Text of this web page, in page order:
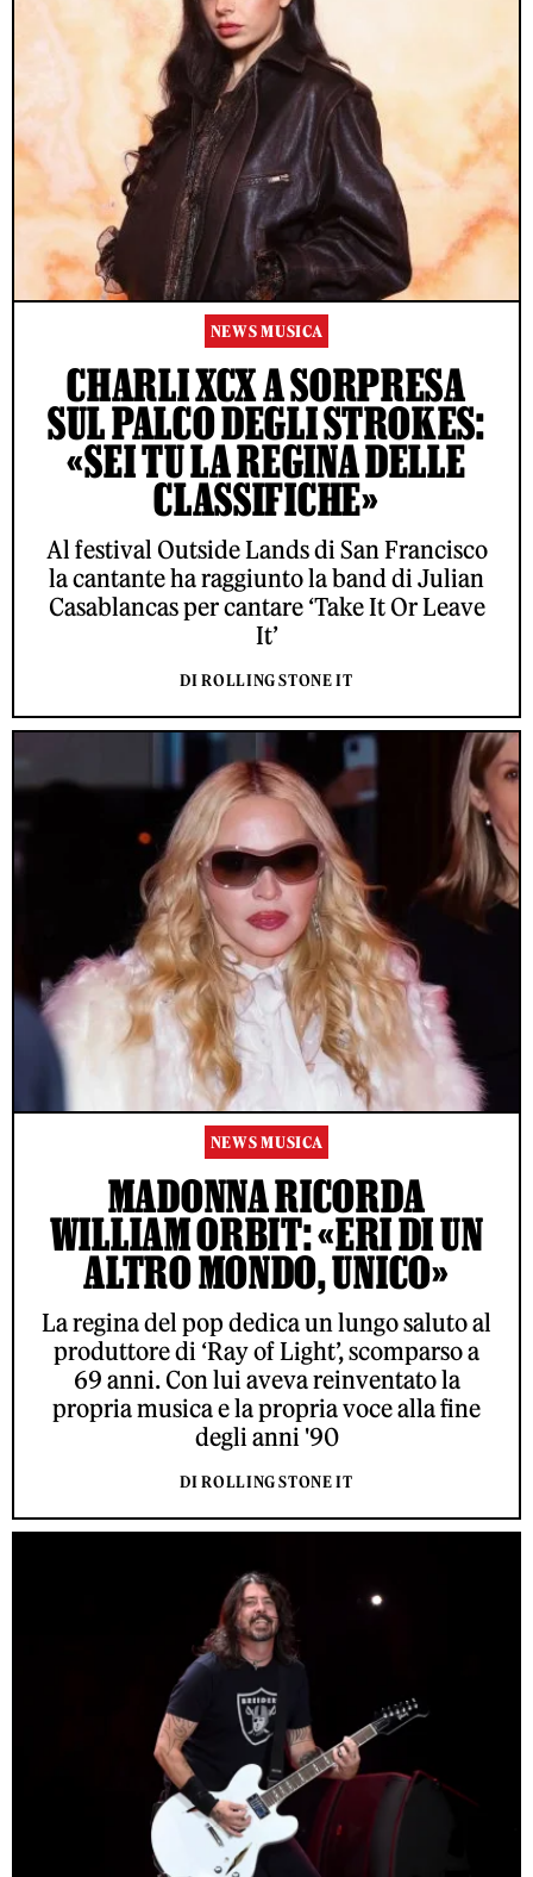
NEWS MUSICA
CHARLI XCX A SORPRESA
SUL PALCO DEGLI STROKES:
«SEI TU LA REGINA DELLE
CLASSIFICHE»
Al festival Outside Lands di San Francisco
la cantante ha raggiunto la band di Julian
Casablancas per cantare ‘Take It Or Leave
It’
DI ROLLING STONE IT
NEWS MUSICA
MADONNA RICORDA
WILLIAM ORBIT: «ERI DI UN
ALTRO MONDO, UNICO»
La regina del pop dedica un lungo saluto al
produttore di ‘Ray of Light’, scomparso a
69 anni. Con lui aveva reinventato la
propria musica e la propria voce alla fine
degli anni '90
DI ROLLING STONE IT